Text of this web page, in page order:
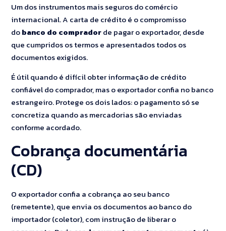
Um dos instrumentos mais seguros do comércio
internacional. A carta de crédito é o compromisso
dobanco do compradorde pagar o exportador, desde
que cumpridos os termos e apresentados todos os
documentos exigidos.
É útil quando é difícil obter informação de crédito
confiável do comprador, mas o exportador confia no banco
estrangeiro. Protege os dois lados: o pagamento só se
concretiza quando as mercadorias são enviadas
conforme acordado.
Cobrança documentária
(CD)
O exportador confia a cobrança ao seu banco
(remetente), que envia os documentos ao banco do
importador (coletor), com instrução de liberar o